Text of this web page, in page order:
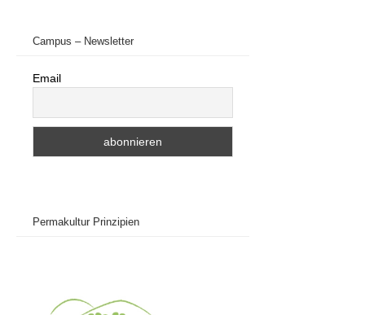
Campus – Newsletter
Email
Permakultur Prinzipien